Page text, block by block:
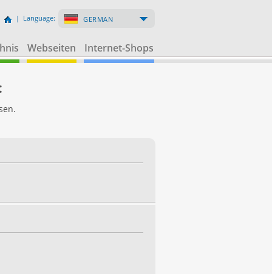
| Language: GERMAN
Webseiten Internet-Shops